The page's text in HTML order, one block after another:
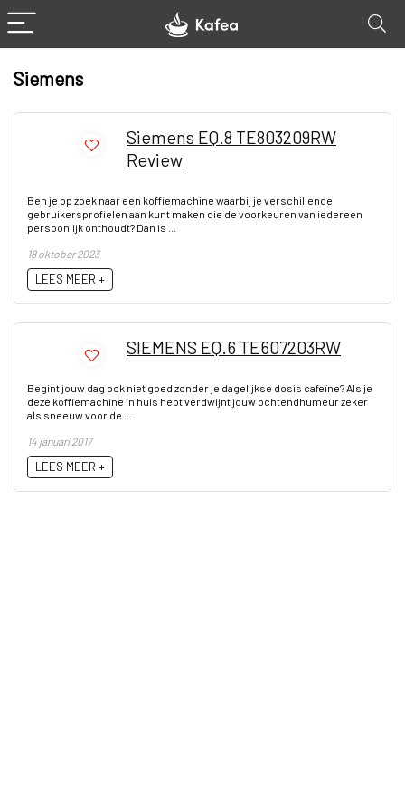
Siemens
Siemens EQ.8 TE803209RW
Review
Ben je op zoek naar een koffiemachine waarbij je verschillende
gebruikersprofielen aan kunt maken die de voorkeuren van iedereen
persoonlijk onthoudt? Dan is ...
18 oktober 2023
LEES MEER +
SIEMENS EQ.6 TE607203RW
Begint jouw dag ook niet goed zonder je dagelijkse dosis cafeïne? Als je
deze koffiemachine in huis hebt verdwijnt jouw ochtendhumeur zeker
als sneeuw voor de ...
14 januari 2017
LEES MEER +